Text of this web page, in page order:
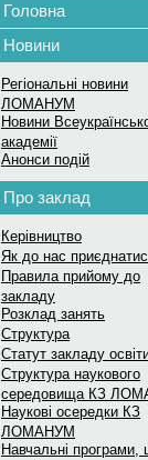
Меседж-
Головна
Новини
Регіональні новини
ЛОМАНУМ
Новини
академії
Анонси подій
Про заклад
Керівництво
Як до нас
Правила прийому до
закладу
Розклад занять
Структура
Статут закладу
Структура наукового
середовища КЗ
Наукові осередки КЗ
ЛОМАНУМ
Навчальні програми,